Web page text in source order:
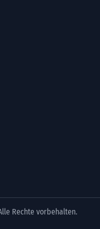
Rechte vorbehalten.